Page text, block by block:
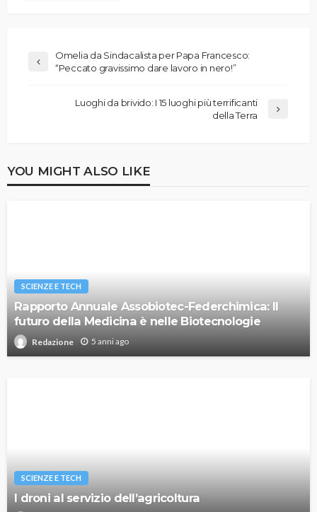
Omelia da Sindacalista per Papa Francesco:
“Peccato gravissimo dare lavoro in nero!”
Luoghi da brivido: I 15 luoghi più terrificanti
della Terra
YOU MIGHT ALSO LIKE
SCIENZE E TECH
Rapporto Annuale Assobiotec-Federchimica: Il
futuro della Medicina è nelle Biotecnologie
Redazione 5 anni ago
SCIENZE E TECH
I droni al servizio dell’agricoltura